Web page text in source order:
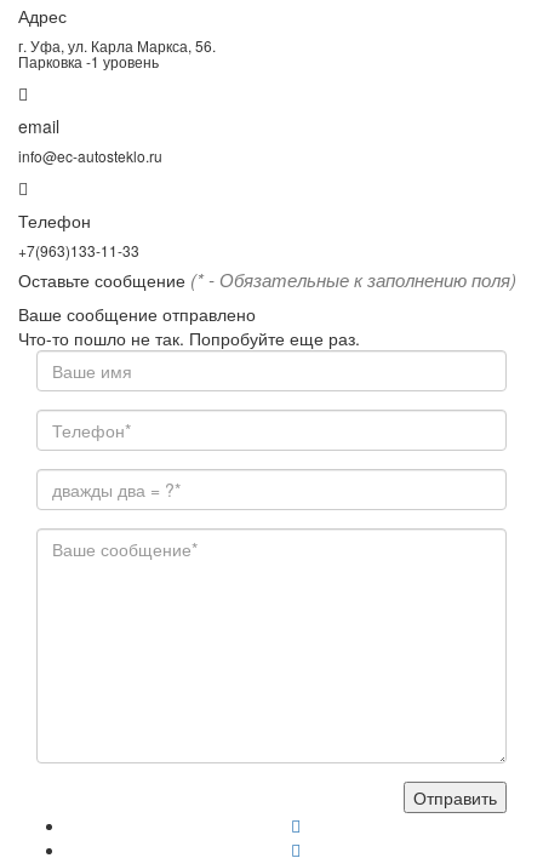
Адрес
г. Уфа, ул. Карла Маркса, 56.
Парковка -1 уровень
email
info@ec-autosteklo.ru
Телефон
+7(963)133-11-33
Оставьте сообщение (* - Обязательные к заполнению поля)
Ваше сообщение отправлено
Что-то пошло не так. Попробуйте еще раз.